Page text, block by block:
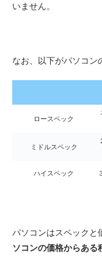
いません。
なお、以下がパソコン
ロースペック
ミドルスペック
ハイスペック
パソコンはスペックと
ソコンの価格からある